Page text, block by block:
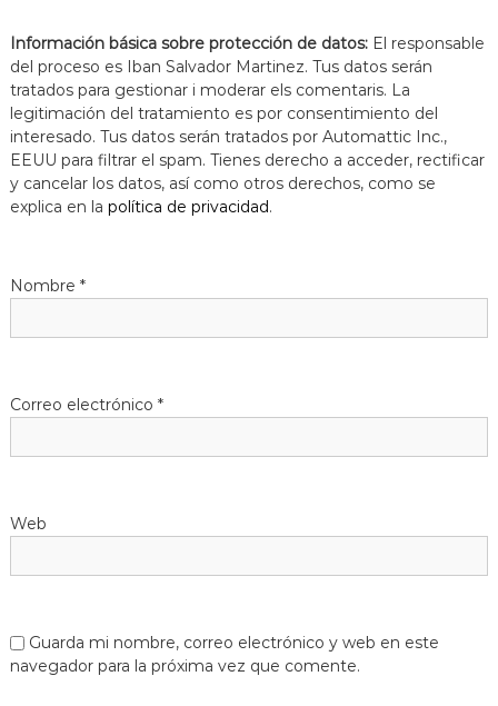
Información básica sobre protección de datos: El responsable
del proceso es Iban Salvador Martinez. Tus datos serán
tratados para gestionar i moderar els comentaris. La
legitimación del tratamiento es por consentimiento del
interesado. Tus datos serán tratados por Automattic Inc.,
EEUU para filtrar el spam. Tienes derecho a acceder, rectificar
y cancelar los datos, así como otros derechos, como se
explica en la política de privacidad.
Nombre *
Correo electrónico *
Web
Guarda mi nombre, correo electrónico y web en este
navegador para la próxima vez que comente.